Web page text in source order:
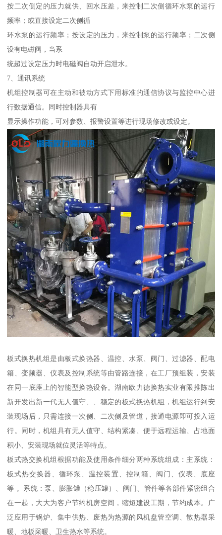
按二次侧定的压力就供、回水压差，来控制二次侧循环水泵的运行
频率；或直接设定二次侧循
环水泵的运行频率；按设定的压力，来控制泵的运行频率；二次侧
设有电磁阀，当系
统超过设定压力时电磁阀自动开启泄水。
7、通讯系统
机组控制器可在主动和被动方式下用标准的通信协议与监控中心进
行数据通信。同时控制器具有
显示操作功能，可对参数、报警设置等进行现场修改或设定。
板式换热机组是由板式换热器、温控、水泵、阀门、过滤器、配电
箱、变频器、仪表及控制系统等由管路连接，在工厂预组装，安装
在同一底座上的智能型换热设备。湖南欧力德换热实业有限推陈出
新开发出新一代无人值守、、稳定的板式换热机组，机组运行到安
装现场后，只需连接一次侧、二次侧及管道，接通电源即可投入运
行。同时，机组具有无人值守、结构紧凑、便于远程运输、占地面
积小、安装现场就位灵活等特点。
板式热交换机组根据功能及使用条件细分两种系统组成：主系统：
板式热交换器、循环泵、温控装置、控制箱、阀门、仪表、底座
等 。系统：泵、膨胀罐（稳压罐）、阀门、管件等各部件紧密组合
在一起，大大为客户节约机房空间，缩短建设工期，节约成本。广
泛应用于锅炉、集中供热、废热为热源的风机盘管空调、散热器采
暖、地板采暖、卫生热水等系统。